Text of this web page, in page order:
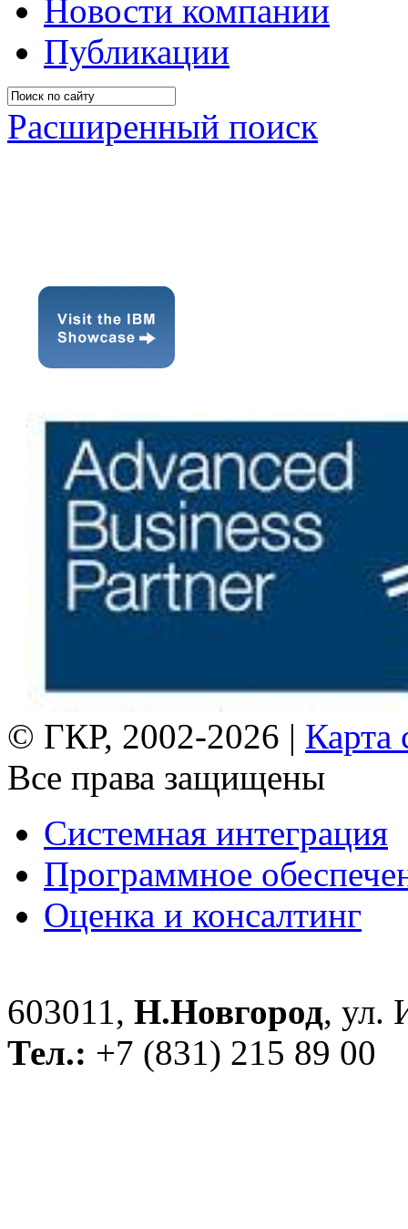
Новости компании
Публикации
Расширенный поиск
© ГКР, 2002-2026 | Карта
Все права защищены
Системная интеграция
Программное
Оценка и консалтинг
603011, Н.Новгород, ул.
Тел.: +7 (831) 215 89 00